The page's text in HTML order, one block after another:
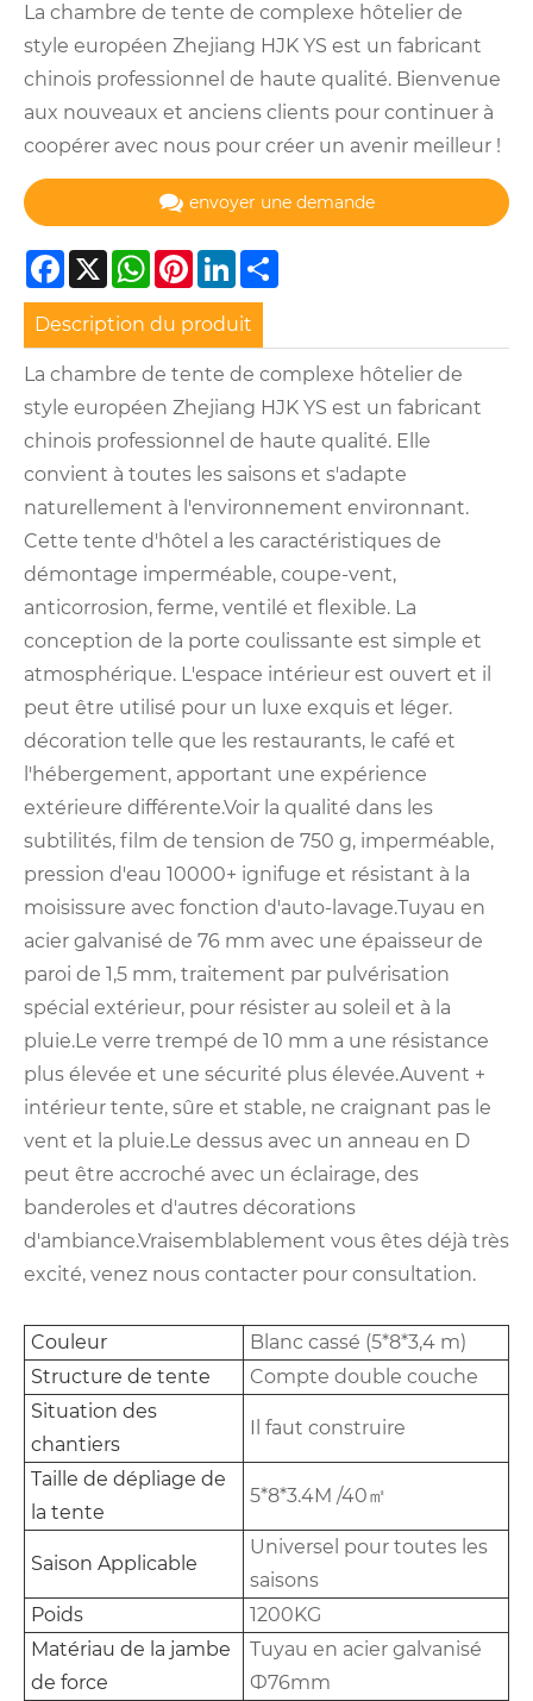
La chambre de tente de complexe hôtelier de
style européen Zhejiang HJK YS est un fabricant
chinois professionnel de haute qualité. Bienvenue
aux nouveaux et anciens clients pour continuer à
coopérer avec nous pour créer un avenir meilleur !
envoyer une demande
Facebook
X WhatsApp
Pinterest
LinkedIn
Description du produit
La chambre de tente de complexe hôtelier de
style européen Zhejiang HJK YS est un fabricant
chinois professionnel de haute qualité. Elle
convient à toutes les saisons et s'adapte
naturellement à l'environnement environnant.
Cette tente d'hôtel a les caractéristiques de
démontage imperméable, coupe-vent,
anticorrosion, ferme, ventilé et flexible. La
conception de la porte coulissante est simple et
atmosphérique. L'espace intérieur est ouvert et il
peut être utilisé pour un luxe exquis et léger.
décoration telle que les restaurants, le café et
l'hébergement, apportant une expérience
extérieure différente.Voir la qualité dans les
subtilités, film de tension de 750 g, imperméable,
pression d'eau 10000+ ignifuge et résistant à la
moisissure avec fonction d'auto-lavage.Tuyau en
acier galvanisé de 76 mm avec une épaisseur de
paroi de 1,5 mm, traitement par pulvérisation
spécial extérieur, pour résister au soleil et à la
pluie.Le verre trempé de 10 mm a une résistance
plus élevée et une sécurité plus élevée.Auvent +
intérieur tente, sûre et stable, ne craignant pas le
vent et la pluie.Le dessus avec un anneau en D
peut être accroché avec un éclairage, des
banderoles et d'autres décorations
d'ambiance.Vraisemblablement vous êtes déjà très
excité, venez nous contacter pour consultation.
Couleur
Blanc cassé (5*8*3,4 m)
Structure de tente
Compte double couche
Situation des
chantiers
Il faut construire
Taille de dépliage de
la tente
5*8*3.4M /40㎡
Saison Applicable
Universel pour toutes les
saisons
Poids
1200KG
Matériau de la jambe
de force
Tuyau en acier galvanisé
Ф76mm